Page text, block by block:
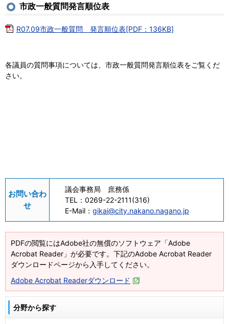
市政一般質問発言順位表
R07.09市政一般質問 発言順位表[PDF：136KB]
各議員の質問事項については、市政一般質問発言順位表をご覧くだ
さい。
お問い合わ
せ
議会事務局 庶務係
TEL： 0269-22-2111(316)
E-Mail： gikai@city.nakano.nagano.jp
PDFの閲覧にはAdobe社の無償のソフトウェア「Adobe
Acrobat Reader」が必要です。下記のAdobe Acrobat Reader
ダウンロードページから入手してください。
Adobe Acrobat Readerダウンロード
分野から探す